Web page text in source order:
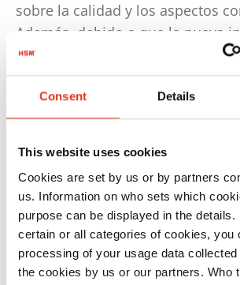
Consent Details
This website uses cookies
Cookies are set by us or by partners
us. Information on who sets which
purpose can be displayed in the details.
certain or all categories of cookies, you
processing of your usage data
the cookies by us or our partners. Who
sobre la calidad y los aspectos
Además, debido a que la nueva
debe funcionar de manera
alrededor de veinte años, Stark
como siempre, según el
proveedor y no por el del más
La prensa de balas de
todo el trabajo
La nueva prensa de balas de